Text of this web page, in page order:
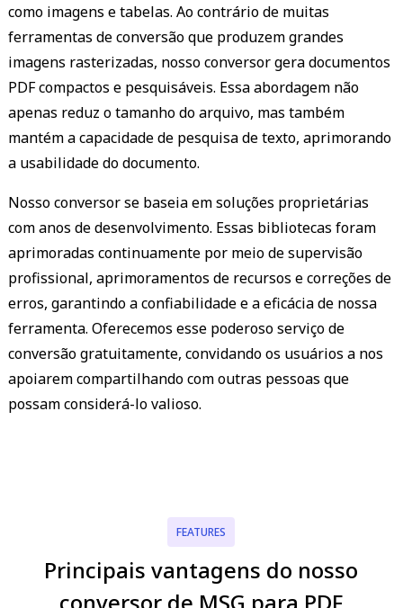
como imagens e tabelas. Ao contrário de muitas
ferramentas de conversão que produzem grandes
imagens rasterizadas, nosso conversor gera documentos
PDF compactos e pesquisáveis. Essa abordagem não
apenas reduz o tamanho do arquivo, mas também
mantém a capacidade de pesquisa de texto, aprimorando
a usabilidade do documento.
Nosso conversor se baseia em soluções proprietárias
com anos de desenvolvimento. Essas bibliotecas foram
aprimoradas continuamente por meio de supervisão
profissional, aprimoramentos de recursos e correções de
erros, garantindo a confiabilidade e a eficácia de nossa
ferramenta. Oferecemos esse poderoso serviço de
conversão gratuitamente, convidando os usuários a nos
apoiarem compartilhando com outras pessoas que
possam considerá-lo valioso.
FEATURES
Principais vantagens do nosso
conversor de MSG para PDF